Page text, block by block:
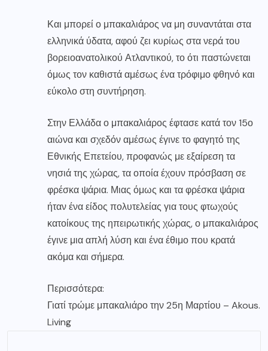
Και μπορεί ο μπακαλιάρος να μη συναντάται στα
ελληνικά ύδατα, αφού ζει κυρίως στα νερά του
βορειοανατολικού Ατλαντικού, το ότι παστώνεται
όμως τον καθιστά αμέσως ένα τρόφιμο φθηνό και
εύκολο στη συντήρηση.
Στην Ελλάδα ο μπακαλιάρος έφτασε κατά τον 15ο
αιώνα και σχεδόν αμέσως έγινε το φαγητό της
Εθνικής Επετείου, προφανώς με εξαίρεση τα
νησιά της χώρας, τα οποία έχουν πρόσβαση σε
φρέσκα ψάρια. Μιας όμως και τα φρέσκα ψάρια
ήταν ένα είδος πολυτελείας για τους φτωχούς
κατοίκους της ηπειρωτικής χώρας, ο μπακαλιάρος
έγινε μια απλή λύση και ένα έθιμο που κρατά
ακόμα και σήμερα.
Περισσότερα:
Γιατί τρώμε μπακαλιάρο την 25η Μαρτίου – Akous.
Living